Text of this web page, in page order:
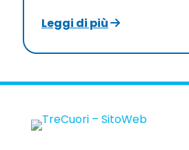
Leggi di più